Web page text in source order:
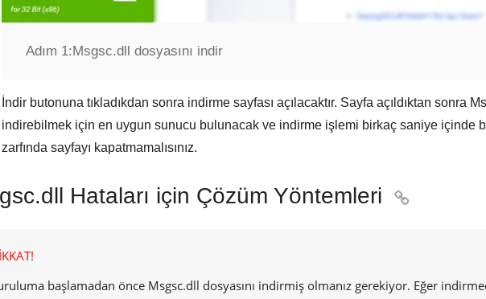
Adım 1:Msgsc.dll dosyasını indir
İndir butonuna tıkladıkdan sonra indirme sayfası açılacaktır. Sayfa açıldıktan sonra
indirebilmek için en uygun sunucu bulunacak ve indirme işlemi birkaç saniye içinde
zarfında sayfayı kapatmamalısınız.
Hataları için Çözüm Yöntemleri 
başlamadan önce Msgsc.dll dosyasını indirmiş olmanız gerekiyor. Eğer